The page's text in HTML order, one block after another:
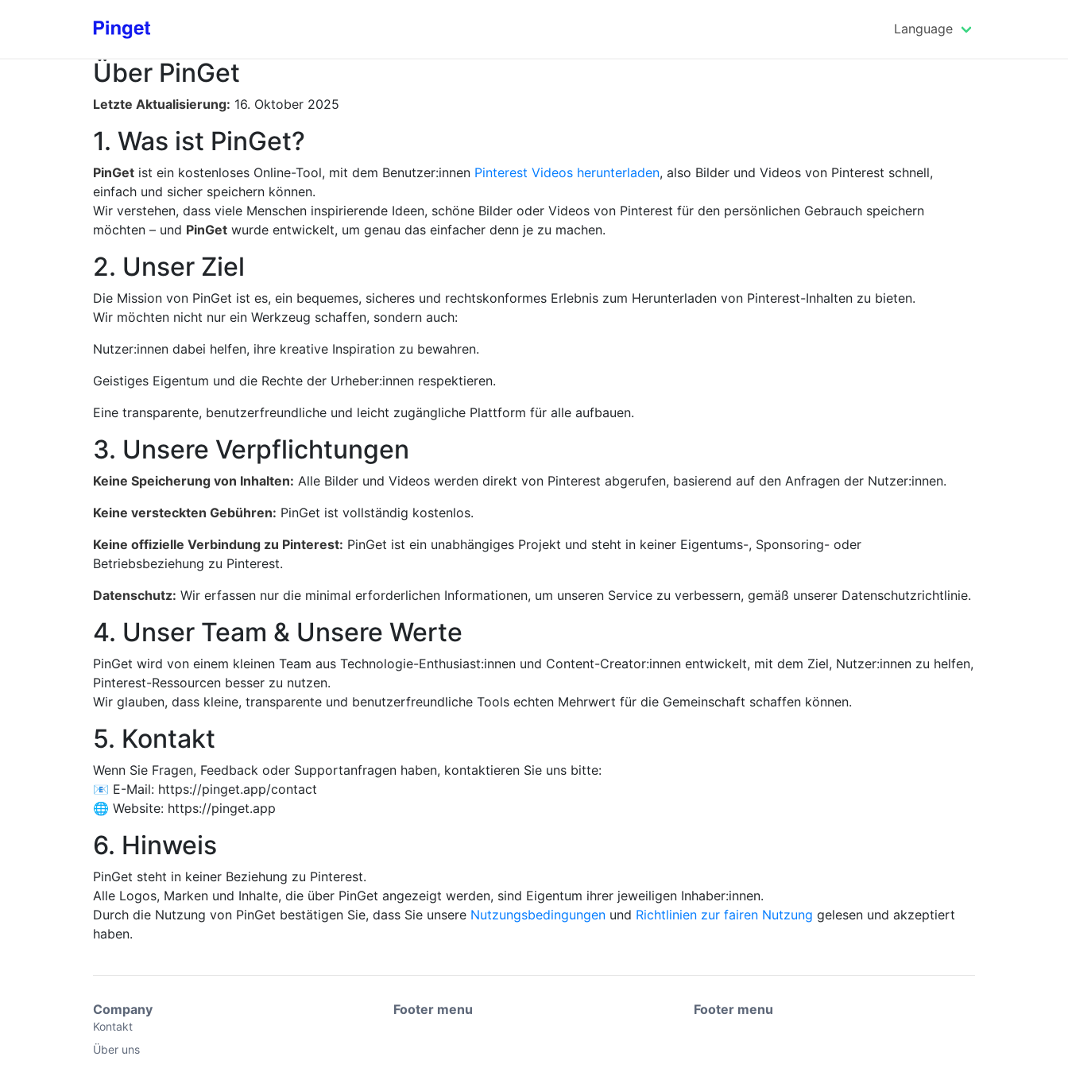
Language
Über PinGet
Letzte Aktualisierung: 16. Oktober 2025
1. Was ist PinGet?
PinGet ist ein kostenloses Online-Tool, mit dem Benutzer:innen Pinterest Videos herunterladen, also Bilder und Videos von Pinterest schnell,
einfach und sicher speichern können.
Wir verstehen, dass viele Menschen inspirierende Ideen, schöne Bilder oder Videos von Pinterest für den persönlichen Gebrauch speichern
möchten – und PinGet wurde entwickelt, um genau das einfacher denn je zu machen.
2. Unser Ziel
Die Mission von PinGet ist es, ein bequemes, sicheres und rechtskonformes Erlebnis zum Herunterladen von Pinterest-Inhalten zu bieten.
Wir möchten nicht nur ein Werkzeug schaffen, sondern auch:
Nutzer:innen dabei helfen, ihre kreative Inspiration zu bewahren.
Geistiges Eigentum und die Rechte der Urheber:innen respektieren.
Eine transparente, benutzerfreundliche und leicht zugängliche Plattform für alle aufbauen.
3. Unsere Verpflichtungen
Keine Speicherung von Inhalten: Alle Bilder und Videos werden direkt von Pinterest abgerufen, basierend auf den Anfragen der Nutzer:innen.
Keine versteckten Gebühren: PinGet ist vollständig kostenlos.
Keine offizielle Verbindung zu Pinterest: PinGet ist ein unabhängiges Projekt und steht in keiner Eigentums-, Sponsoring- oder
Betriebsbeziehung zu Pinterest.
Datenschutz: Wir erfassen nur die minimal erforderlichen Informationen, um unseren Service zu verbessern, gemäß unserer Datenschutzrichtlinie.
4. Unser Team & Unsere Werte
PinGet wird von einem kleinen Team aus Technologie-Enthusiast:innen und Content-Creator:innen entwickelt, mit dem Ziel, Nutzer:innen zu helfen,
Pinterest-Ressourcen besser zu nutzen.
Wir glauben, dass kleine, transparente und benutzerfreundliche Tools echten Mehrwert für die Gemeinschaft schaffen können.
5. Kontakt
Wenn Sie Fragen, Feedback oder Supportanfragen haben, kontaktieren Sie uns bitte:
📧 E-Mail: https://pinget.app/contact
🌐 Website: https://pinget.app
6. Hinweis
PinGet steht in keiner Beziehung zu Pinterest.
Alle Logos, Marken und Inhalte, die über PinGet angezeigt werden, sind Eigentum ihrer jeweiligen Inhaber:innen.
Durch die Nutzung von PinGet bestätigen Sie, dass Sie unsere Nutzungsbedingungen und Richtlinien zur fairen Nutzung gelesen und akzeptiert
haben.
Company
Kontakt
Über uns
Footer menu Footer menu